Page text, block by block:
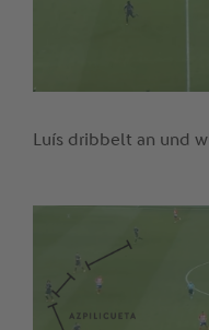
Luís dribbelt an und